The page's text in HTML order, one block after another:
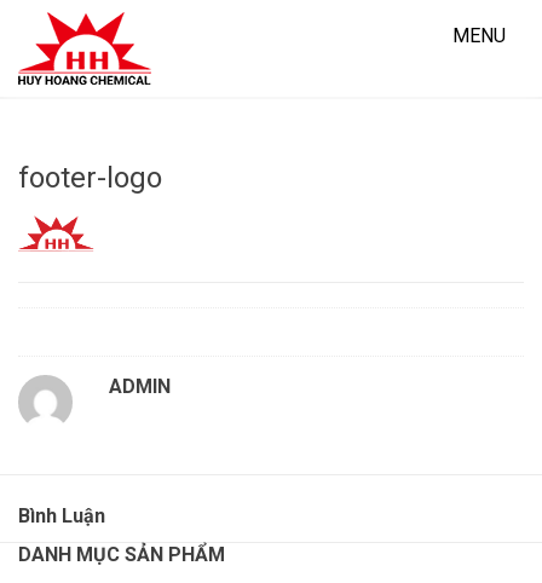
content
MENU
footer-logo
ADMIN
Bình Luận
DANH MỤC SẢN PHẨM